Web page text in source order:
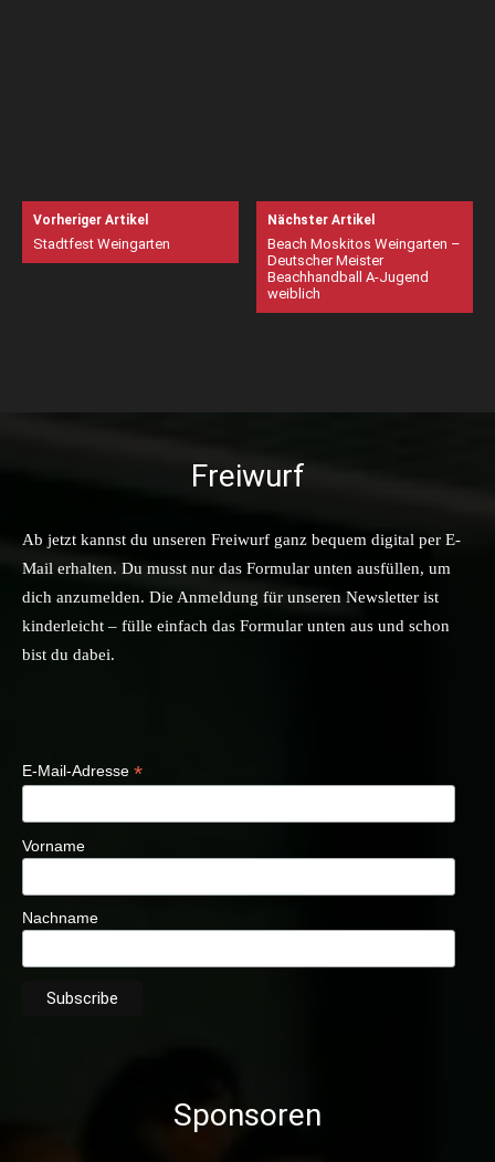
Vorheriger Artikel
Stadtfest Weingarten
Nächster Artikel
Beach Moskitos Weingarten –
Deutscher Meister
Beachhandball A-Jugend
weiblich
Freiwurf
Ab jetzt kannst du unseren Freiwurf ganz bequem digital per E-
Mail erhalten. Du musst nur das Formular unten ausfüllen, um
dich anzumelden. Die Anmeldung für unseren Newsletter ist
kinderleicht – fülle einfach das Formular unten aus und schon
bist du dabei.
E-Mail-Adresse *
Vorname
Nachname
Sponsoren